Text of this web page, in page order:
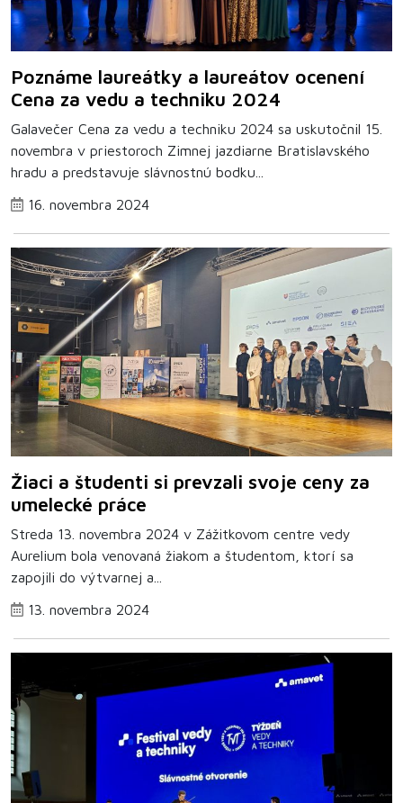
Poznáme laureátky a laureátov ocenení
Cena za vedu a techniku 2024
Galavečer Cena za vedu a techniku 2024 sa uskutočnil 15.
novembra v priestoroch Zimnej jazdiarne Bratislavského
hradu a predstavuje slávnostnú bodku...
16. novembra 2024
Žiaci a študenti si prevzali svoje ceny za
umelecké práce
Streda 13. novembra 2024 v Zážitkovom centre vedy
Aurelium bola venovaná žiakom a študentom, ktorí sa
zapojili do výtvarnej a...
13. novembra 2024